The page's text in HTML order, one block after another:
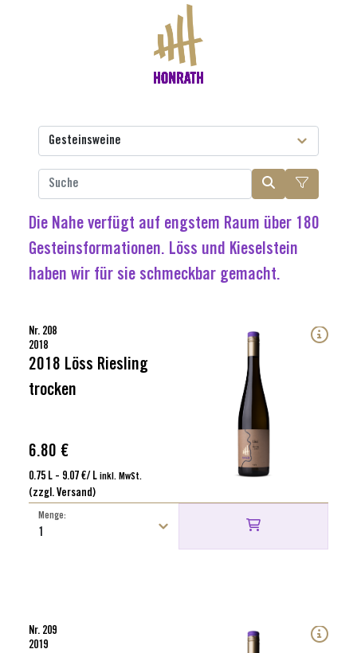
Die Nahe verfügt auf engstem Raum über 180
Gesteinsformationen. Löss und Kieselstein
haben wir für sie schmeckbar gemacht.
Nr. 208
2018
2018 Löss Riesling
trocken
6.80 €
0.75 L - 9.07 €/ L inkl. MwSt.
(zzgl. Versand)
Menge:
Nr. 209
2019